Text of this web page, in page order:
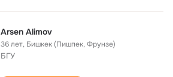
Arsen Alimov
36 лет, Бишкек (Пишпек, Фрунзе)
БГУ